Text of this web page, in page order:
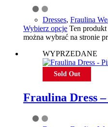
Dresses, Fraulina
Wybierz opcje Ten
można wybrać na stronie
WYPRZEDANE
Sold Out
Fraulina Dress